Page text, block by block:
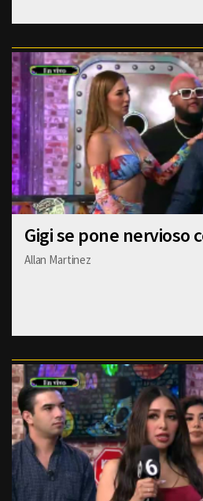
Gigi se pone nervioso
Allan Martinez